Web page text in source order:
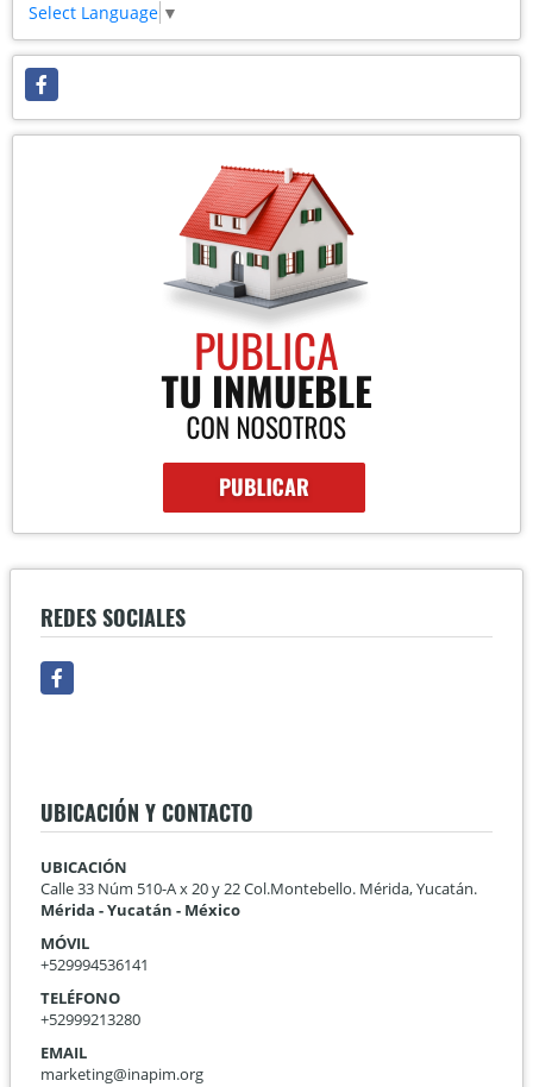
Select Language ▼
Facebook
REDES SOCIALES
Facebook
UBICACIÓN Y CONTACTO
UBICACIÓN
Calle 33 Núm 510-A x 20 y 22 Col.Montebello. Mérida, Yucatán.
Mérida - Yucatán - México
MÓVIL
+529994536141
TELÉFONO
+52999213280
EMAIL
marketing@inapim.org